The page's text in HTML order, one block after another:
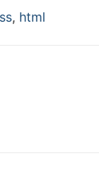
, html